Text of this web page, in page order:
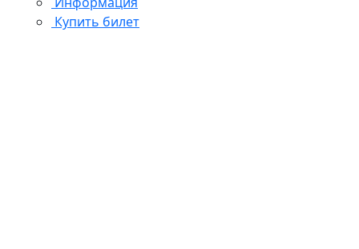
Купить билет